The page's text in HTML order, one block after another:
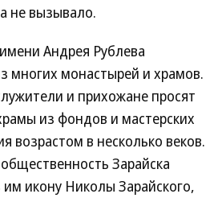
не вызывало.
Андрея Рублева
многих монастырей и храмов.
и прихожане просят
из фондов и мастерских
возрастом в несколько веков.
Зарайска
им икону Николы Зарайского,